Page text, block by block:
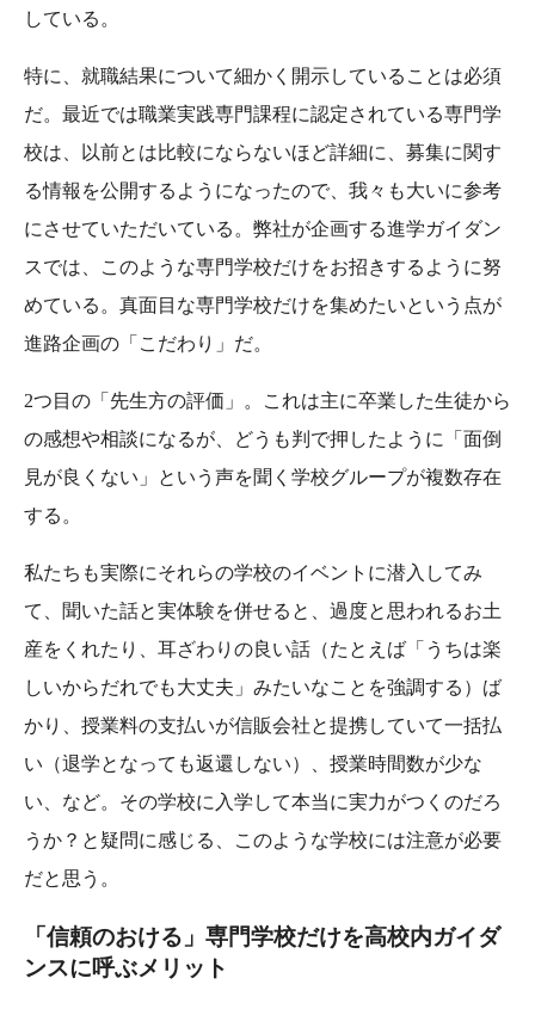
している。
特に、就職結果について細かく開示していることは必須
だ。最近では職業実践専門課程に認定されている専門学
校は、以前とは比較にならないほど詳細に、募集に関す
る情報を公開するようになったので、我々も大いに参考
にさせていただいている。弊社が企画する進学ガイダン
スでは、このような専門学校だけをお招きするように努
めている。真面目な専門学校だけを集めたいという点が
進路企画の「こだわり」だ。
2つ目の「先生方の評価」。これは主に卒業した生徒から
の感想や相談になるが、どうも判で押したように「面倒
見が良くない」という声を聞く学校グループが複数存在
する。
私たちも実際にそれらの学校のイベントに潜入してみ
て、聞いた話と実体験を併せると、過度と思われるお土
産をくれたり、耳ざわりの良い話（たとえば「うちは楽
しいからだれでも大丈夫」みたいなことを強調する）ば
かり、授業料の支払いが信販会社と提携していて一括払
い（退学となっても返還しない）、授業時間数が少な
い、など。その学校に入学して本当に実力がつくのだろ
うか？と疑問に感じる、このような学校には注意が必要
だと思う。
「信頼のおける」専門学校だけを高校内ガイダ
ンスに呼ぶメリット